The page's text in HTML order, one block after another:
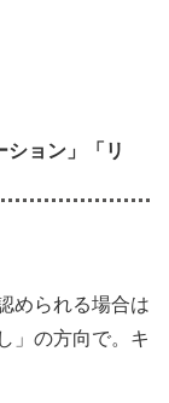
ション」「リ
められる場合は
」の方向で。キ